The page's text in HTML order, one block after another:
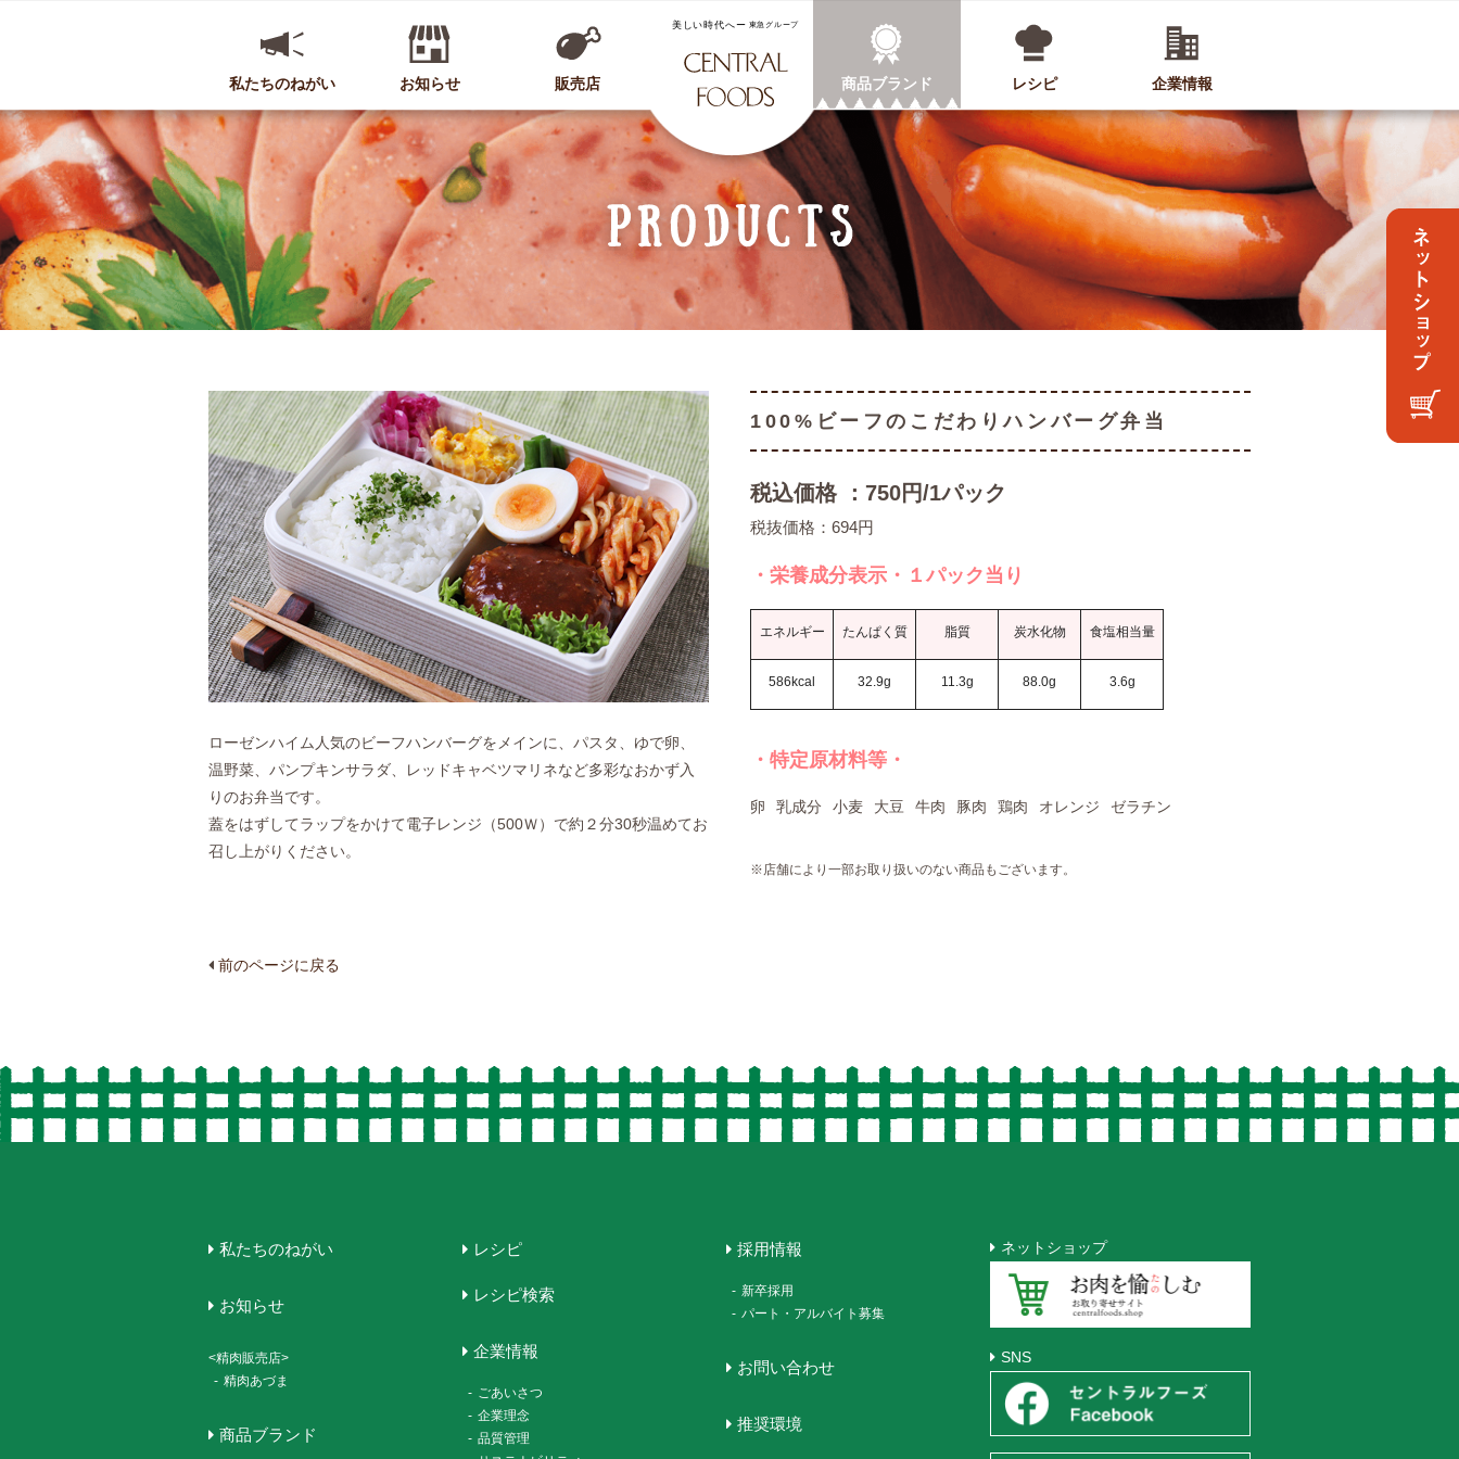
CENTRAL FOODS
私たちのねがい お知らせ 販売店 商品ブランド レシピ 企業情報
ローゼンハイム人気のビーフハンバーグをメインに、パスタ、ゆで卵、
温野菜、パンプキンサラダ、レッドキャベツマリネなど多彩なおかず入
りのお弁当です。
蓋をはずしてラップをかけて電子レンジ（500Ｗ）で約２分30秒温めてお
召し上がりください。
100%ビーフのこだわりハンバーグ弁当
税込価格 ：750円/1パック
税抜価格：694円
・栄養成分表示・１パック当り
エネルギー
586kcal
たんぱく質
32.9g
脂質
11.3g
炭水化物
88.0g
食塩相当量
3.6g
・特定原材料等・
卵 乳成分 小麦 大豆 牛肉 豚肉 鶏肉 オレンジ ゼラチン
※店舗により一部お取り扱いのない商品もございます。
前のページに戻る
ネットショップ
SNS
私たちのねがい
お知らせ
<精肉販売店>
- 精肉あづま
商品ブランド
レシピ
レシピ検索
企業情報
- ごあいさつ
- 企業理念
- 品質管理
採用情報
- 新卒採用
- パート・アルバイト募集
お問い合わせ
推奨環境